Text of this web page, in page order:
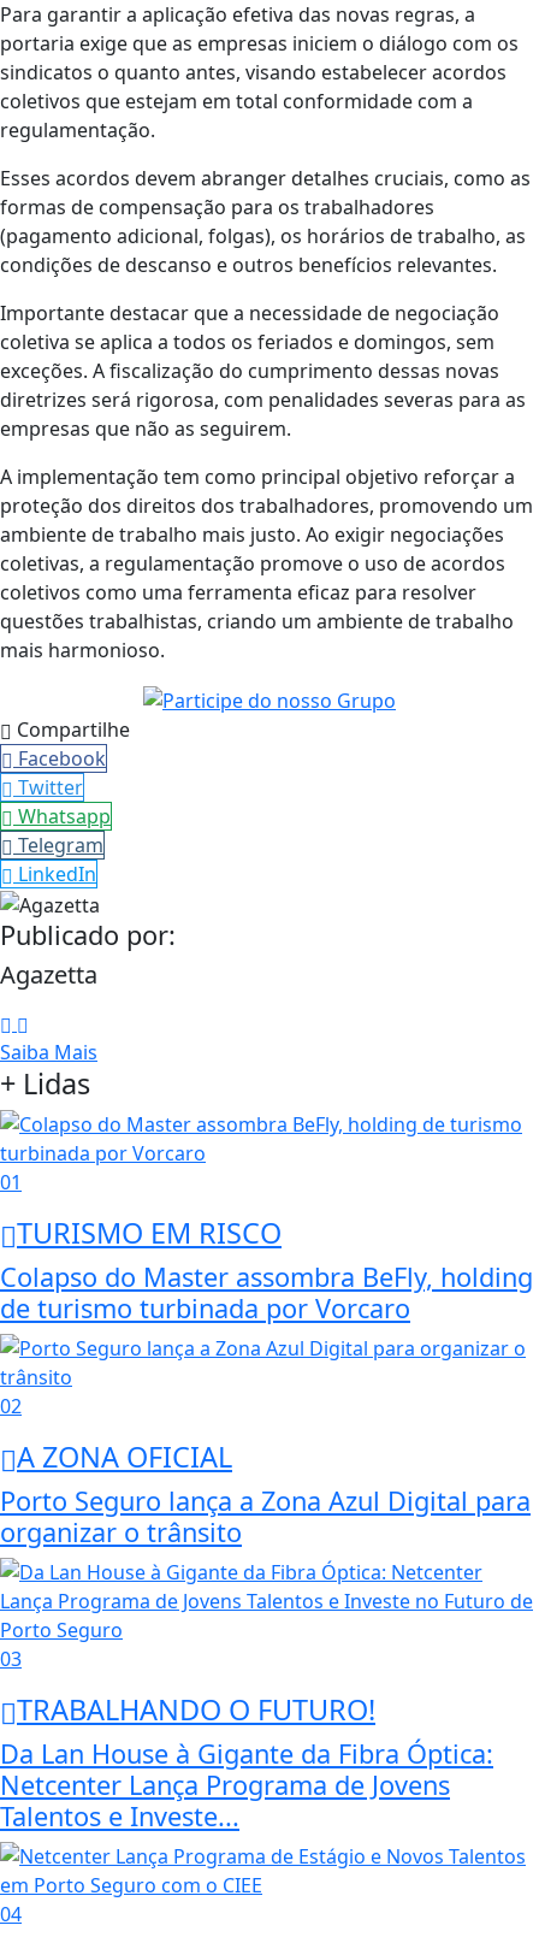
Para garantir a aplicação efetiva das novas regras, a
portaria exige que as empresas iniciem o diálogo com os
sindicatos o quanto antes, visando estabelecer acordos
coletivos que estejam em total conformidade com a
regulamentação.
Esses acordos devem abranger detalhes cruciais, como as
formas de compensação para os trabalhadores
(pagamento adicional, folgas), os horários de trabalho, as
condições de descanso e outros benefícios relevantes.
Importante destacar que a necessidade de negociação
coletiva se aplica a todos os feriados e domingos, sem
exceções. A fiscalização do cumprimento dessas novas
diretrizes será rigorosa, com penalidades severas para as
empresas que não as seguirem.
A implementação tem como principal objetivo reforçar a
proteção dos direitos dos trabalhadores, promovendo um
ambiente de trabalho mais justo. Ao exigir negociações
coletivas, a regulamentação promove o uso de acordos
coletivos como uma ferramenta eficaz para resolver
questões trabalhistas, criando um ambiente de trabalho
mais harmonioso.
Compartilhe
Facebook
Twitter
Whatsapp
Telegram
LinkedIn
Publicado por:
Agazetta
Saiba Mais
+ Lidas
01
TURISMO EM RISCO
Colapso do Master assombra BeFly, holding
de turismo turbinada por Vorcaro
02
A ZONA OFICIAL
Porto Seguro lança a Zona Azul Digital para
organizar o trânsito
03
TRABALHANDO O FUTURO!
Da Lan House à Gigante da Fibra Óptica:
Netcenter Lança Programa de Jovens
Talentos e Investe...
04